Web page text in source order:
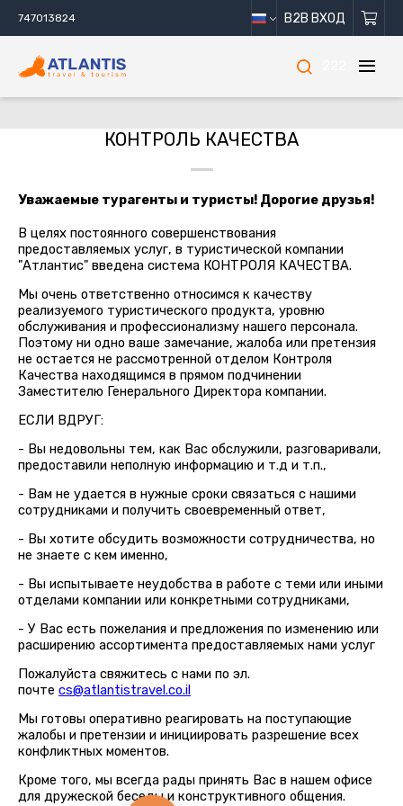
747013824 B2B ВХОД
КОНТРОЛЬ КАЧЕСТВА
Уважаемые турагенты и туристы! Дорогие друзья!
В целях постоянного совершенствования
предоставляемых услуг, в туристической компании
"Атлантис" введена система КОНТРОЛЯ КАЧЕСТВА.
Мы очень ответственно относимся к качеству
реализуемого туристического продукта, уровню
обслуживания и профессионализму нашего персонала.
Поэтому ни одно ваше замечание, жалоба или претензия
не остается не рассмотренной отделом Контроля
Качества находящимся в прямом подчинении
Заместителю Генерального Директора компании.
ЕСЛИ ВДРУГ:
- Вы недовольны тем, как Вас обслужили, разговаривали,
предоставили неполную информацию и т.д и т.п.,
- Вам не удается в нужные сроки связаться с нашими
сотрудниками и получить своевременный ответ,
- Вы хотите обсудить возможности сотрудничества, но
не знаете с кем именно,
- Вы испытываете неудобства в работе с теми или иными
отделами компании или конкретными сотрудниками,
- У Вас есть пожелания и предложения по изменению или
расширению ассортимента предоставляемых нами услуг
Пожалуйста свяжитесь с нами по эл.
почте cs@atlantistravel.co.il
Мы готовы оперативно реагировать на поступающие
жалобы и претензии и инициировать разрешение всех
конфликтных моментов.
Кроме того, мы всегда рады принять Вас в нашем офисе
для дружеской беседы и конструктивного общения.